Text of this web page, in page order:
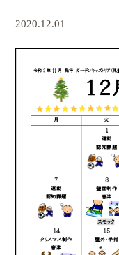
2020.12.01